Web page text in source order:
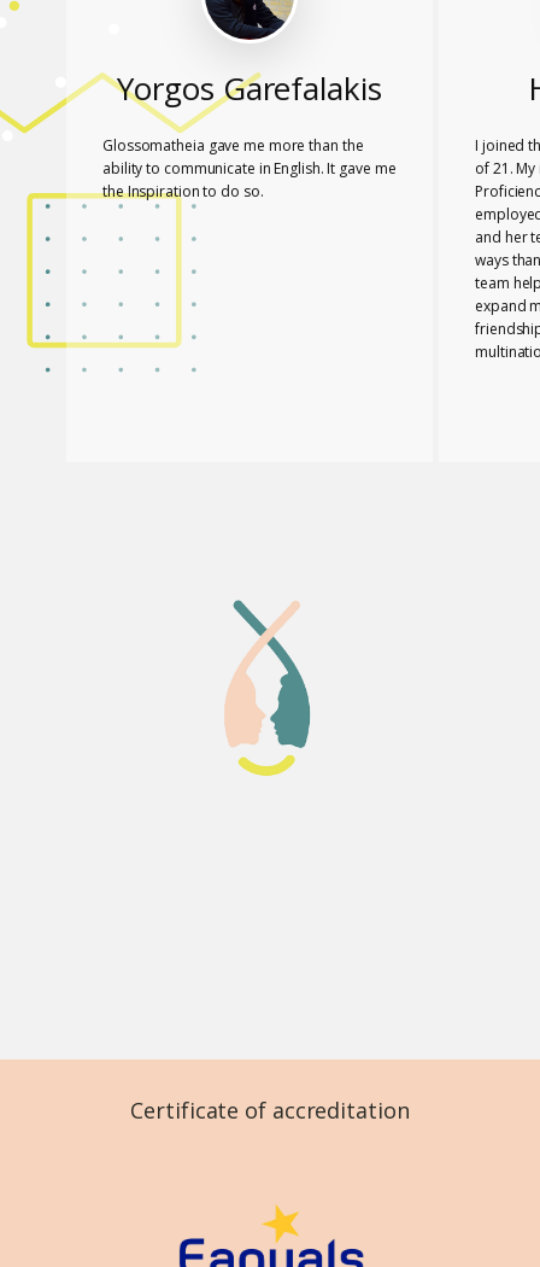
Yorgos Garefalakis
Glossomatheia gave me more than the
ability to communicate in English. It gave me
the Inspiration to do so.
I joined
of 21.
and her
ways
team
expand
Certificate of accreditation